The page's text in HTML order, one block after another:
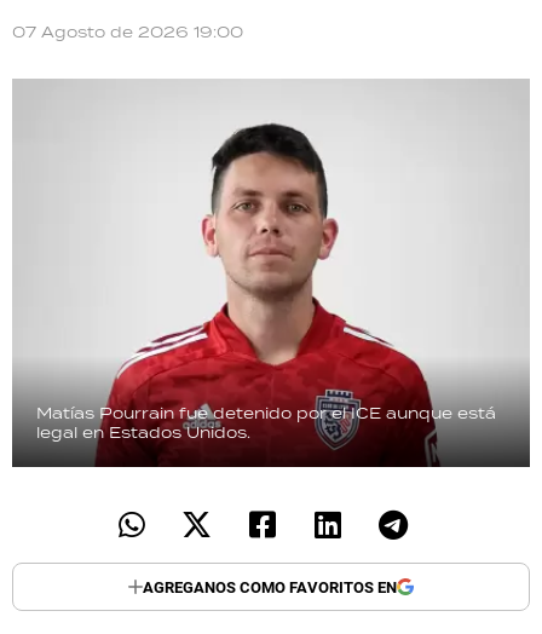
07 Agosto de 2026 19:00
Matías Pourrain fue detenido por el ICE aunque está
legal en Estados Unidos.
AGREGANOS COMO FAVORITOS EN